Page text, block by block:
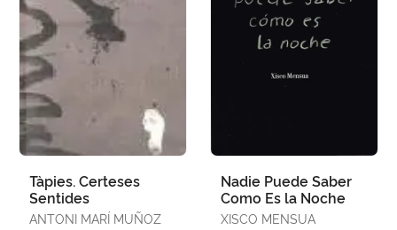
Tàpies. Certeses
Sentides
ANTONI MARÍ MUÑOZ
Nadie Puede Saber
Como Es la Noche
XISCO MENSUA